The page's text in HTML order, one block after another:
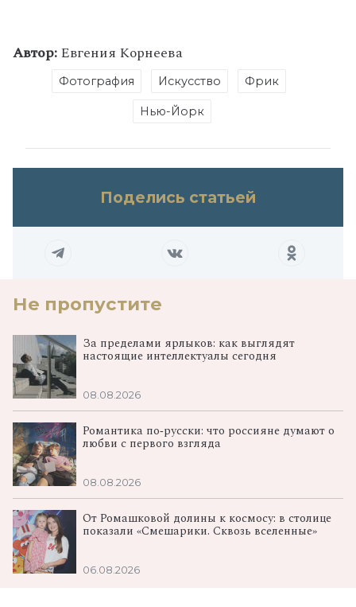
Автор:Евгения Корнеева
Фотография Искусство Фрик
Нью-Йорк
Поделись статьей
Не пропустите
За пределами ярлыков: как выглядят
настоящие интеллектуалы сегодня
08.08.2026
Романтика по‑русски: что россияне думают о
любви с первого взгляда
08.08.2026
От Ромашковой долины к космосу: в столице
показали «Смешарики. Сквозь вселенные»
06.08.2026